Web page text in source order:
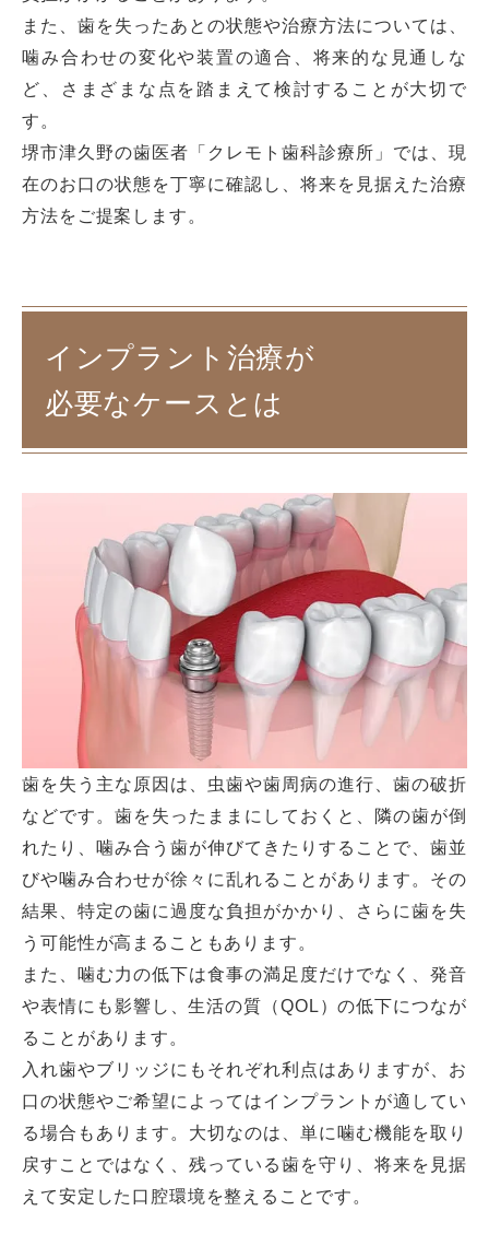
また、歯を失ったあとの状態や治療方法については、
噛み合わせの変化や装置の適合、将来的な見通しな
ど、さまざまな点を踏まえて検討することが大切で
す。
堺市津久野の歯医者「クレモト歯科診療所」では、現
在のお口の状態を丁寧に確認し、将来を見据えた治療
方法をご提案します。
インプラント治療が
必要なケースとは
歯を失う主な原因は、虫歯や歯周病の進行、歯の破折
などです。歯を失ったままにしておくと、隣の歯が倒
れたり、噛み合う歯が伸びてきたりすることで、歯並
びや噛み合わせが徐々に乱れることがあります。その
結果、特定の歯に過度な負担がかかり、さらに歯を失
う可能性が高まることもあります。
また、噛む力の低下は食事の満足度だけでなく、発音
や表情にも影響し、生活の質（QOL）の低下につなが
ることがあります。
入れ歯やブリッジにもそれぞれ利点はありますが、お
口の状態やご希望によってはインプラントが適してい
る場合もあります。大切なのは、単に噛む機能を取り
戻すことではなく、残っている歯を守り、将来を見据
えて安定した口腔環境を整えることです。